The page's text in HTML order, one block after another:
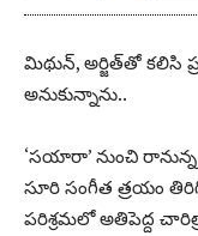
మిథున్, అర్జిత్‌తో కలిసి
అనుకున్నాను..
‘సయారా’ నుంచి
సూరి సంగీత త్రయం
పరిశ్రమలో అతిపెద్ద